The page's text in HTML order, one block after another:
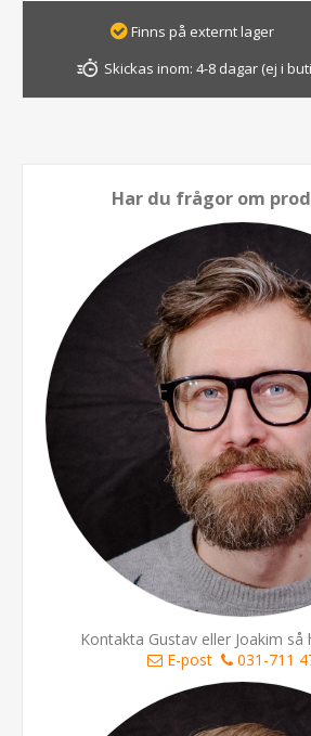
Finns på externt lager
Skickas inom: 4-8 dagar (ej i
Har du frågor om
Kontakta Gustav eller Joakim så
E-post
031-711